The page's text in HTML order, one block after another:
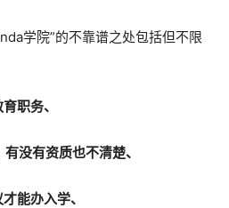
学院”的不靠谱之处包括但不限
职务、
没有资质也不清楚、
能办入学、